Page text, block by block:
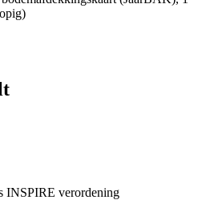
INSPIRE verordening